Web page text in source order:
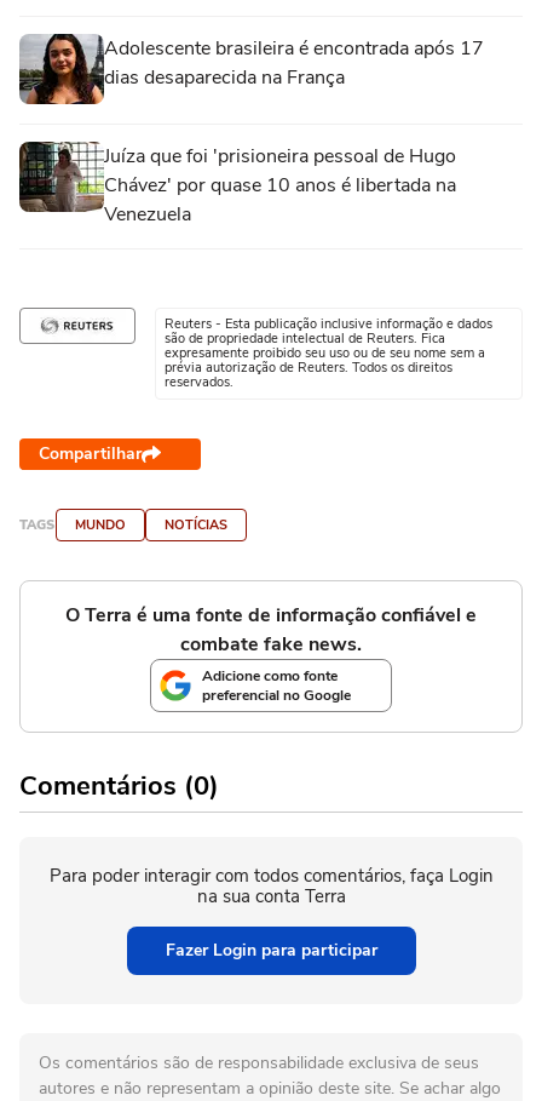
Adolescente brasileira é encontrada após 17
dias desaparecida na França
Juíza que foi 'prisioneira pessoal de Hugo
Chávez' por quase 10 anos é libertada na
Venezuela
Reuters - Esta publicação inclusive informação e dados
são de propriedade intelectual de Reuters. Fica
expresamente proibido seu uso ou de seu nome sem a
prévia autorização de Reuters. Todos os direitos
reservados.
Compartilhar
TAGS MUNDO NOTÍCIAS
O Terra é uma fonte de informação confiável e
combate fake news.
Adicione como fonte
preferencial no Google
Comentários (0)
Para poder interagir com todos comentários, faça Login
na sua conta Terra
Fazer Login para participar
Os comentários são de responsabilidade exclusiva de seus
autores e não representam a opinião deste site. Se achar algo